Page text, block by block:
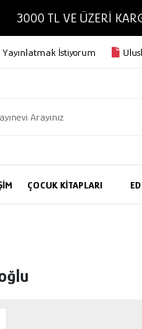
3000 TL VE ÜZERİ
Yayınlatmak İstiyorum
ÇOCUK KİTAPLARI